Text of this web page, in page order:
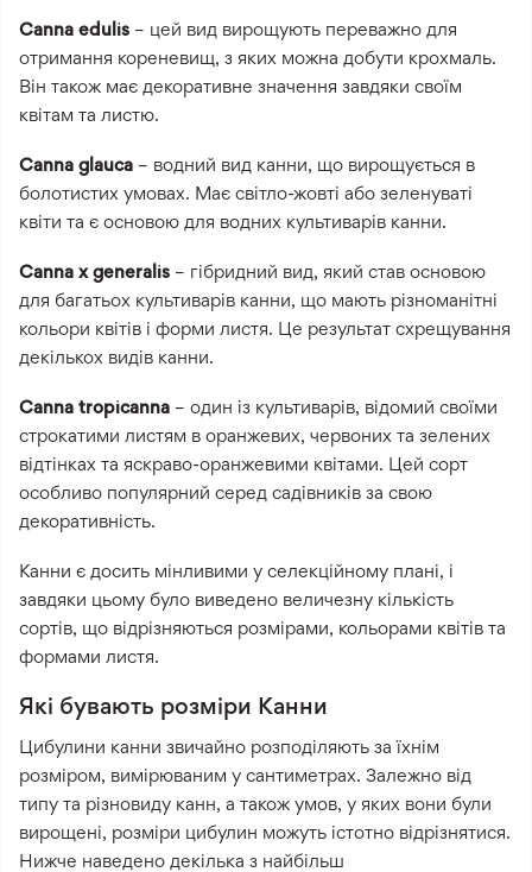
Canna edulis – цей вид вирощують переважно для
отримання кореневищ, з яких можна добути крохмаль.
Він також має декоративне значення завдяки своїм
квітам та листю.
Canna glauca – водний вид канни, що вирощується в
болотистих умовах. Має світло-жовті або зеленуваті
квіти та є основою для водних культиварів канни.
Canna x generalis – гібридний вид, який став основою
для багатьох культиварів канни, що мають різноманітні
кольори квітів і форми листя. Це результат схрещування
декількох видів канни.
Canna tropicanna – один із культиварів, відомий своїми
строкатими листям в оранжевих, червоних та зелених
відтінках та яскраво-оранжевими квітами. Цей сорт
особливо популярний серед садівників за свою
декоративність.
Канни є досить мінливими у селекційному плані, і
завдяки цьому було виведено величезну кількість
сортів, що відрізняються розмірами, кольорами квітів та
формами листя.
Які бувають розміри Канни
Цибулини канни звичайно розподіляють за їхнім
розміром, вимірюваним у сантиметрах. Залежно від
типу та різновиду канн, а також умов, у яких вони були
вирощені, розміри цибулин можуть істотно відрізнятися.
Нижче наведено декілька з найбільш